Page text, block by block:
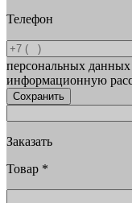
Телефон
персональных данных
информационную
Сохранить
Заказать
Товар *